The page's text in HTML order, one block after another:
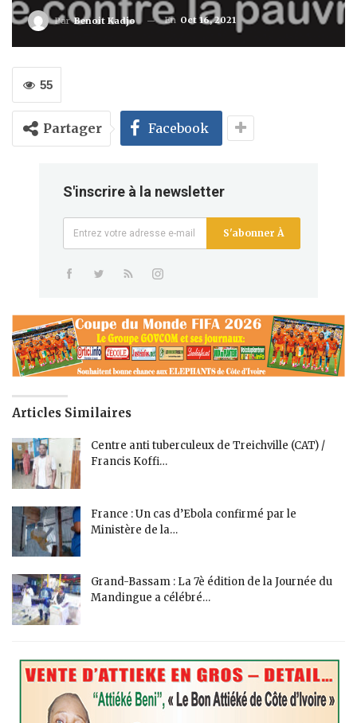
ParBenoit Kadjo En Oct 16, 2021
55
Partager Facebook
S'inscrire à la newsletter
S'abonner À
Articles Similaires
Centre anti tuberculeux de Treichville (CAT) /
Francis Koffi…
France : Un cas d’Ebola confirmé par le
Ministère de la…
Grand-Bassam : La 7è édition de la Journée du
Mandingue a célébré…